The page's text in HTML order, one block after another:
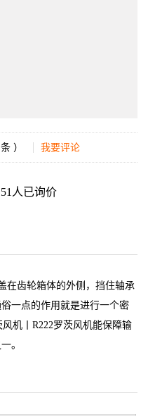
条 ） 我要评论
人已询价
在齿轮箱体的外侧，挡住轴承
一点的作用就是进行一个密
机丨R222罗茨风机能保障输
。